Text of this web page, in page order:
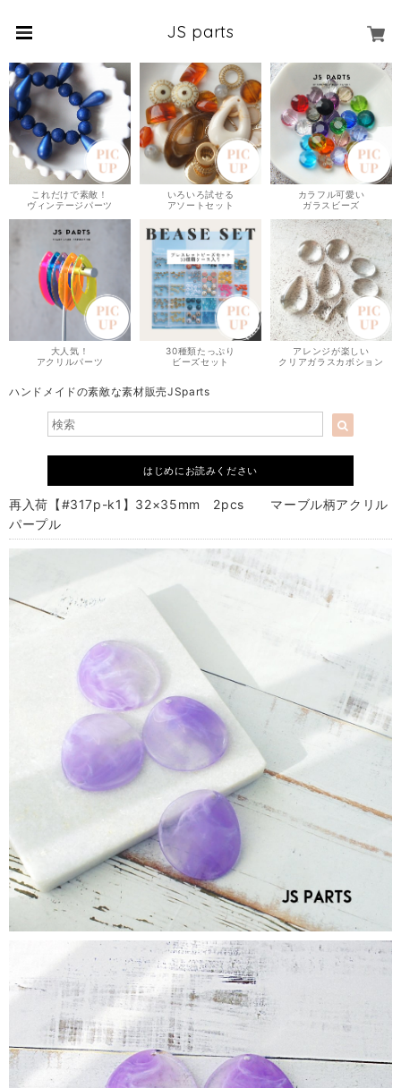
JS parts
これだけで素敵！
ヴィンテージパーツ
いろいろ試せる
アソートセット
カラフル可愛い
ガラスビーズ
大人気！
アクリルパーツ
30種類たっぷり
ビーズセット
アレンジが楽しい
クリアガラスカボション
ハンドメイドの素敵な素材販売JSparts
はじめにお読みください
再入荷【#317p-k1】32×35mm 2pcs マーブル柄アクリル
パープル